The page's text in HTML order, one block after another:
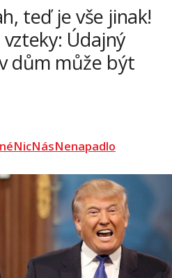
teď je vše jinak!
Údajný
dům může být